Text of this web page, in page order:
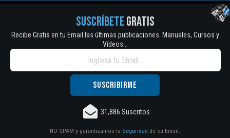
SUSCRÍBETEGRATIS
Recibe Gratis en tu Email las últimas publicaciones. Manuales, Cursos y
Vídeos...
31,886 Suscritos
NO SPAM y garantizamos la Seguridad de su Email.